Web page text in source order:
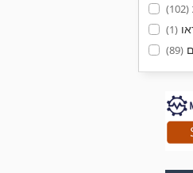
(102)
(1)
(89)